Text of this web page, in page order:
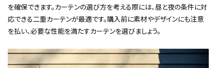
を確保できます。カーテンの選び方を考える際には、昼と夜の条件に対
応できる二重カーテンが最適です。購入前に素材やデザインにも注意
を払い、必要な性能を満たすカーテンを選びましょう。